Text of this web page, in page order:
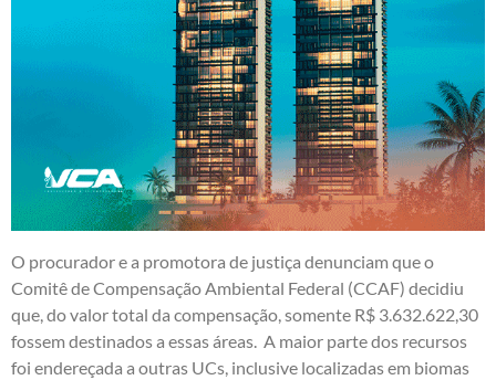
O procurador e a promotora de justiça denunciam que o
Comitê de Compensação Ambiental Federal (CCAF) decidiu
que, do valor total da compensação, somente R$ 3.632.622,30
fossem destinados a essas áreas. A maior parte dos recursos
foi endereçada a outras UCs, inclusive localizadas em biomas